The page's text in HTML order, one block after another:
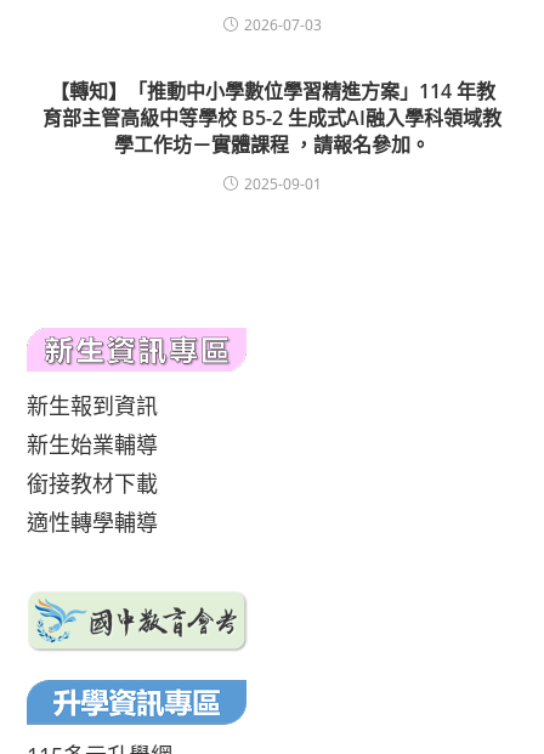
2026-07-03
【轉知】「推動中小學數位學習精進方案」114 年教
育部主管高級中等學校 B5-2 生成式AI融入學科領域教
學工作坊－實體課程 ，請報名參加。
2025-09-01
新生報到資訊
新生始業輔導
銜接教材下載
適性轉學輔導